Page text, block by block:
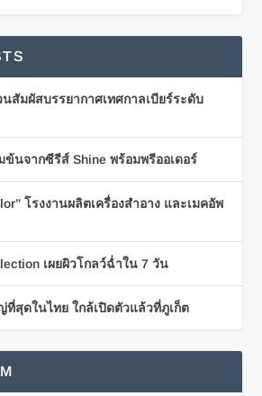
สัมผัสบรรยากาศเทศกาลเบียร์ระดับ
ข้นจากซีรีส์ Shine พร้อมพรีออเดอร์
โรงงานผลิตเครื่องสำอาง และเมคอัพ
เผยผิวโกลว์ฉ่ำใน 7 วัน
ที่สุดในไทย ใกล้เปิดตัวแล้วที่ภูเก็ต